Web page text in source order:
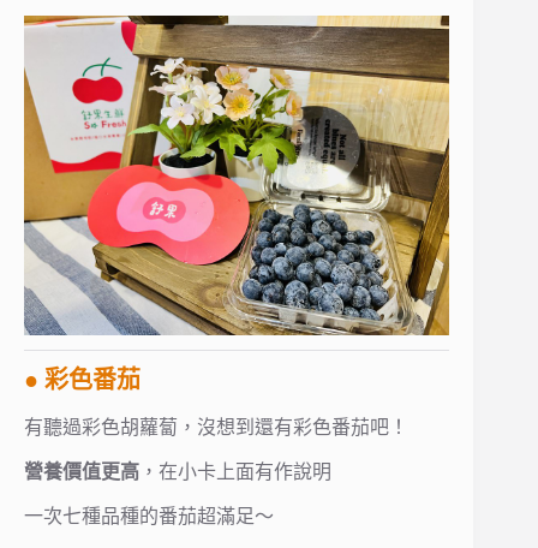
● 彩色番茄
有聽過彩色胡蘿蔔，沒想到還有彩色番茄吧！
營養價值更高 ，在小卡上面有作說明
一次七種品種的番茄超滿足～